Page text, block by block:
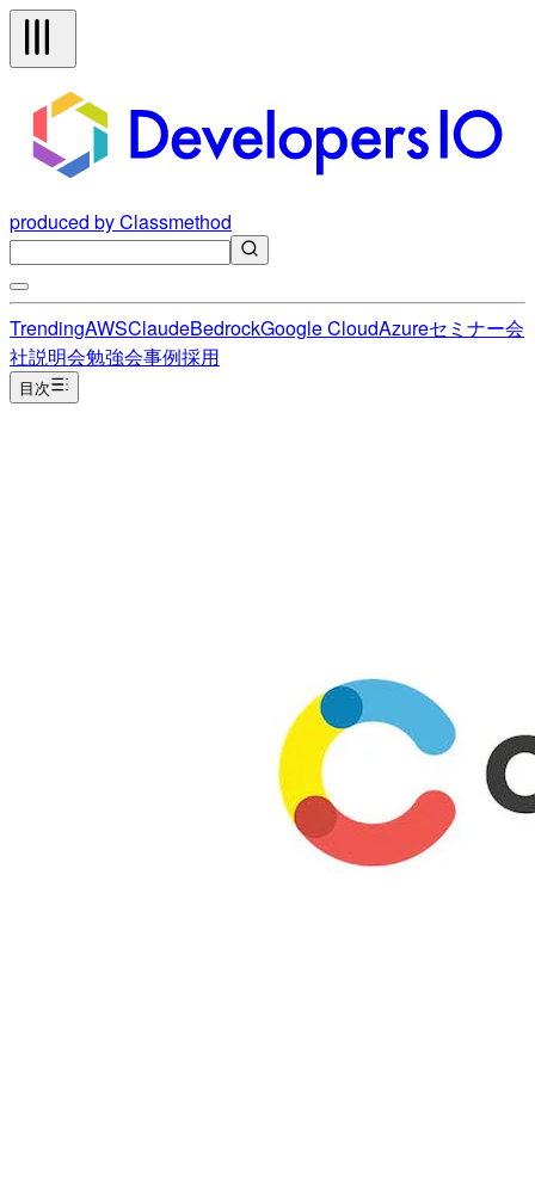
produced by Classmethod
TrendingAWSClaudeBedrockGoogle CloudAzureセミナー会
社説明会勉強会事例採用
目次